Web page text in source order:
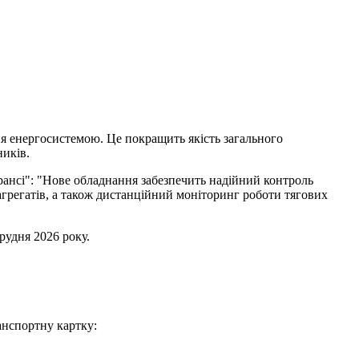
енергосистемою. Це покращить якість загального
"Нове обладнання забезпечить надійний контроль
а також дистанційний моніторинг роботи тягових
2026 року.
картку: